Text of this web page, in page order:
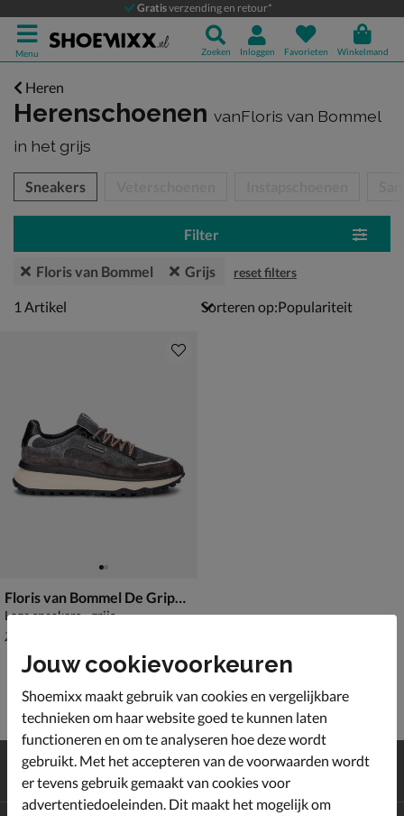
Gratisverzending en retour*
Menu Zoeken Inloggen Favorieten Winkelmand
Heren
Herenschoenen vanFloris van Bommel
in het grijs
over
Sneakers
Filter
Floris van Bommel Grijs reset filters
1 artikel
1 Artikel Sorteren op:
Floris van Bommel De Gripper
Lage sneakers - grijs
van € 249,99 voor € 174,99
249
Gratisverzending en retour*
Achterafbetalen
Jouw cookievoorkeuren
Shoemixx maakt gebruik van cookies en vergelijkbare
technieken om haar website goed te kunnen laten
functioneren en om te analyseren hoe deze wordt
gebruikt. Met het accepteren van de voorwaarden wordt
er tevens gebruik gemaakt van cookies voor
advertentiedoeleinden. Dit maakt het mogelijk om